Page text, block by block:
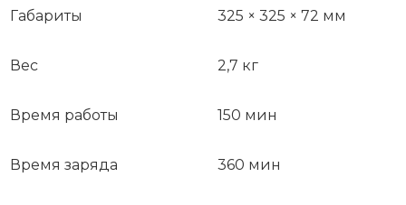
Габариты 325 × 325 × 72 мм
Вес 2,7 кг
Время работы 150 мин
Время заряда 360 мин